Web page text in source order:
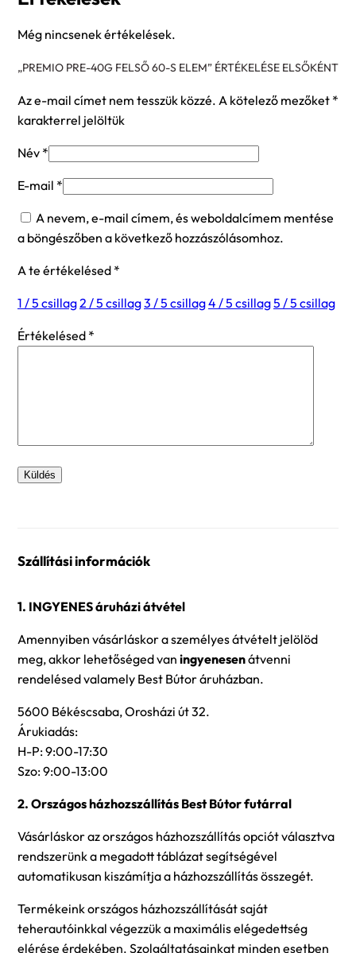
Még nincsenek értékelések.
„PREMIO PRE-40G FELSŐ 60-S ELEM” ÉRTÉKELÉSE ELSŐKÉNT
Az e-mail címet nem tesszük közzé. A kötelező mezőket *
karakterrel jelöltük
Név *
E-mail *
A nevem, e-mail címem, és weboldalcímem mentése
a böngészőben a következő hozzászólásomhoz.
A te értékelésed *
1 / 5 csillag2 / 5 csillag3 / 5 csillag4 / 5 csillag5 / 5 csillag
Értékelésed *
Szállítási információk
1. INGYENES áruházi átvétel
Amennyiben vásárláskor a személyes átvételt jelölöd
meg, akkor lehetőséged van ingyenesenátvenni
rendelésed valamely Best Bútor áruházban.
5600 Békéscsaba, Orosházi út 32.
Árukiadás:
H-P: 9:00-17:30
Szo: 9:00-13:00
2. Országos házhozszállítás Best Bútor futárral
Vásárláskor az országos házhozszállítás opciót választva
rendszerünk a megadott táblázat segítségével
automatikusan kiszámítja a házhozszállítás összegét.
Termékeink országos házhozszállítását saját
teherautóinkkal végezzük a maximális elégedettség
elérése érdekében. Szolgáltatásainkat minden esetben